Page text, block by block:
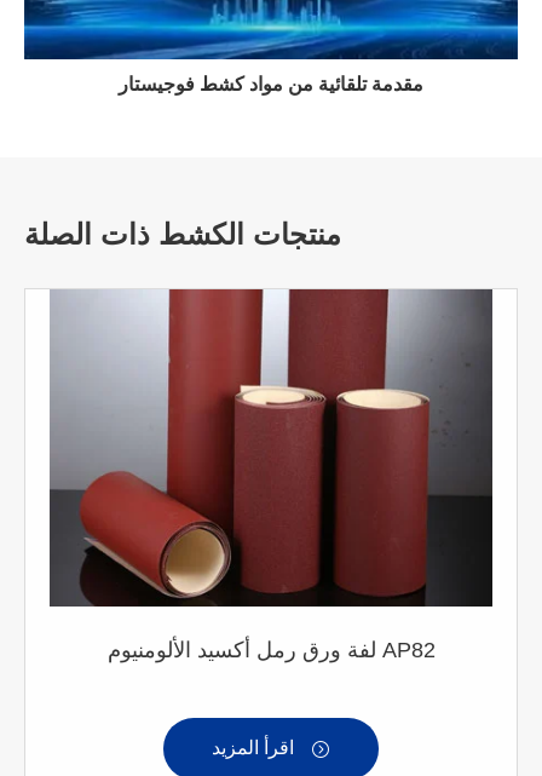
مقدمة تلقائية من مواد كشط فوجيستار
منتجات الكشط ذات الصلة
لفة ورق رمل أكسيد الألومنيوم AP82
